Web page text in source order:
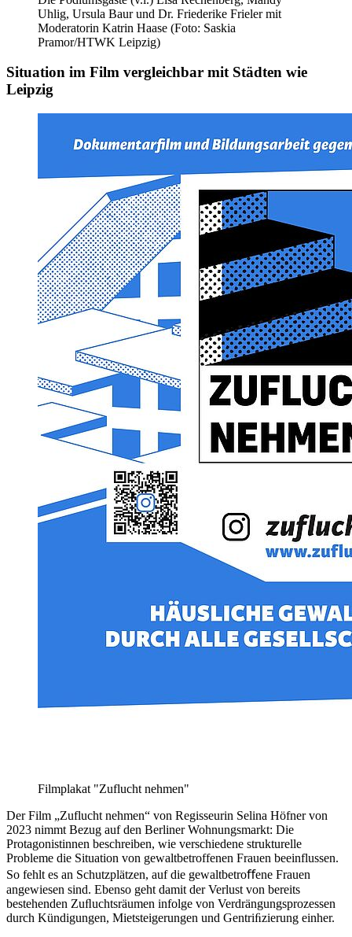
Uhlig, Ursula Baur und Dr. Friederike Frieler mit
Moderatorin Katrin Haase (Foto: Saskia
Pramor/HTWK Leipzig)
Situation im Film vergleichbar mit Städten wie
Leipzig
Filmplakat "Zuflucht nehmen"
Der Film „Zuflucht nehmen“ von Regisseurin Selina Höfner von
2023 nimmt Bezug auf den Berliner Wohnungsmarkt: Die
Protagonistinnen beschreiben, wie verschiedene strukturelle
Probleme die Situation von gewaltbetroffenen Frauen beeinflussen.
So fehlt es an Schutzplätzen, auf die gewaltbetroﬀene Frauen
angewiesen sind. Ebenso geht damit der Verlust von bereits
bestehenden Zuﬂuchtsräumen infolge von Verdrängungsprozessen
durch Kündigungen, Mietsteigerungen und Gentriﬁzierung einher.